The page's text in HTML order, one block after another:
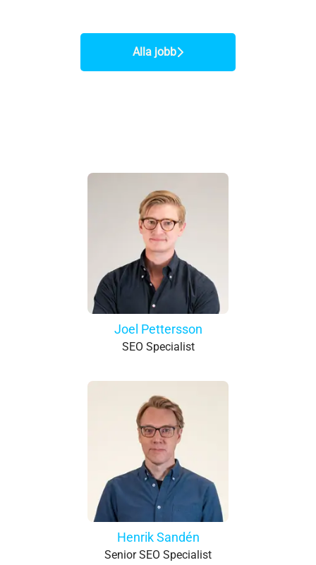
Alla jobb
Joel Pettersson
SEO Specialist
Henrik Sandén
Senior SEO Specialist